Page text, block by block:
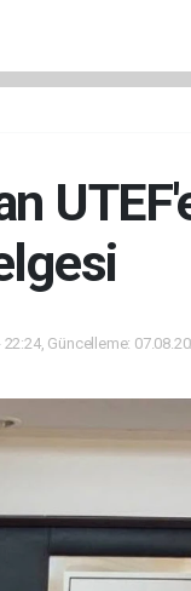
22:24, Güncelleme: